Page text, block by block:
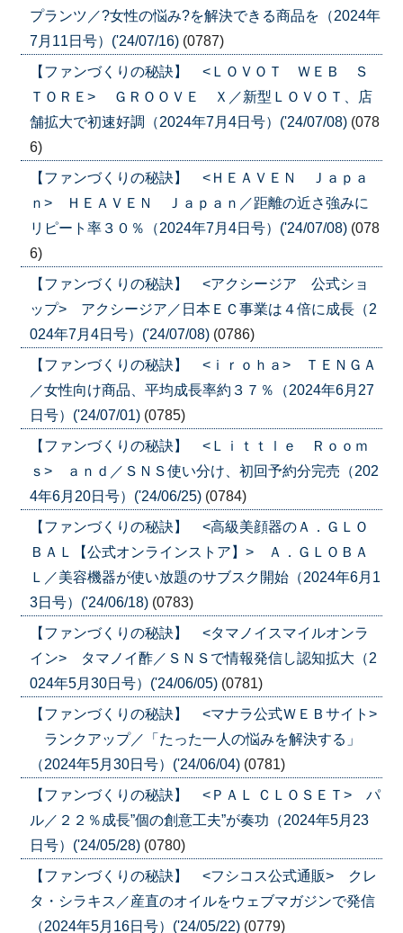
プランツ／?女性の悩み?を解決できる商品を（2024年
7月11日号）('24/07/16) (0787)
【ファンづくりの秘訣】 <ＬＯＶＯＴ ＷＥＢ Ｓ
ＴＯＲＥ> ＧＲＯＯＶＥ Ｘ／新型ＬＯＶＯＴ、店
舗拡大で初速好調（2024年7月4日号）('24/07/08) (078
6)
【ファンづくりの秘訣】 <ＨＥＡＶＥＮ Ｊａｐａ
ｎ> ＨＥＡＶＥＮ Ｊａｐａｎ／距離の近さ強みに
リピート率３０％（2024年7月4日号）('24/07/08) (078
6)
【ファンづくりの秘訣】 <アクシージア 公式ショ
ップ> アクシージア／日本ＥＣ事業は４倍に成長（2
024年7月4日号）('24/07/08) (0786)
【ファンづくりの秘訣】 <ｉｒｏｈａ> ＴＥＮＧＡ
／女性向け商品、平均成長率約３７％（2024年6月27
日号）('24/07/01) (0785)
【ファンづくりの秘訣】 <Ｌｉｔｔｌｅ Ｒｏｏｍ
ｓ> ａｎｄ／ＳＮＳ使い分け、初回予約分完売（202
4年6月20日号）('24/06/25) (0784)
【ファンづくりの秘訣】 <高級美顔器のＡ．ＧＬＯ
ＢＡＬ【公式オンラインストア】> Ａ．ＧＬＯＢＡ
Ｌ／美容機器が使い放題のサブスク開始（2024年6月1
3日号）('24/06/18) (0783)
【ファンづくりの秘訣】 <タマノイスマイルオンラ
イン> タマノイ酢／ＳＮＳで情報発信し認知拡大（2
024年5月30日号）('24/06/05) (0781)
【ファンづくりの秘訣】 <マナラ公式ＷＥＢサイト>
ランクアップ／「たった一人の悩みを解決する」
（2024年5月30日号）('24/06/04) (0781)
【ファンづくりの秘訣】 <ＰＡＬ ＣＬＯＳＥＴ> パ
ル／２２％成長”個の創意工夫”が奏功（2024年5月23
日号）('24/05/28) (0780)
【ファンづくりの秘訣】 <フシコス公式通販> クレ
タ・シラキス／産直のオイルをウェブマガジンで発信
（2024年5月16日号）('24/05/22) (0779)